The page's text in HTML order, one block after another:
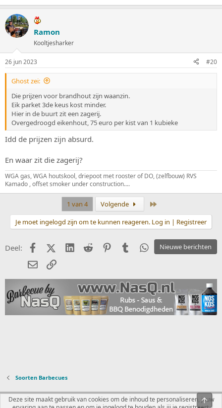
Ramon
Kooltjesharker
26 jun 2023 #20
Ghost zei:
Die prijzen voor brandhout zijn waanzin.
Eik parket 3de keus kost minder.
Hier in de buurt zit een zagerij.
Overgedroogd eikenhout, 75 euro per kist van 1 kubieke
Idd de prijzen zijn absurd.
En waar zit die zagerij?
WGA gas, WGA houtskool, driepoot met rooster of DO, (zelfbouw) RVS
Kamado , offset smoker under construction....
1 van 4 Volgende
Je moet ingelogd zijn om te kunnen reageren. Log in | Registreer
Nieuwe berichten
Deel: FacebookX (Twitter)
LinkedIn
Reddit PinterestTumblrWhatsApp
E-mailkoppeling
Soorten Barbecues
Nederlands
Deze site maakt gebruik van cookies om de inhoud te personaliseren, jouw